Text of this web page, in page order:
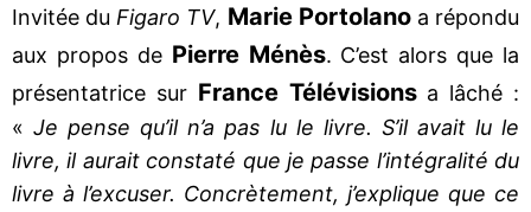
Invitée du Figaro TV, Marie Portolanoa répondu
aux propos de Pierre Ménès. C’est alors que la
présentatrice sur France Télévisionsa lâché :
«Je pense qu’il n’a pas lu le livre. S’il avait lu le
livre, il aurait constaté que je passe l’intégralité du
livre à l’excuser. Concrètement, j’explique que ce